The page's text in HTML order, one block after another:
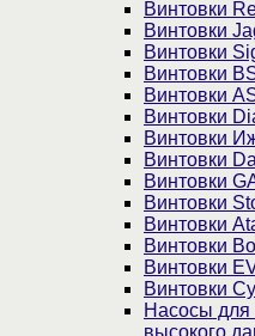
Винтовки
Винтовки
Винтовки
Винтовки
Винтовки
Винтовки
Винтовки
Винтовки
Винтовки
Винтовки
Винтовки
Винтовки
Винтовки
Винтовки
Насосы для